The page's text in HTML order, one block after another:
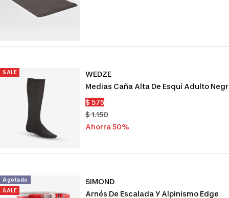
SALE
WEDZE
Medias Caña Alta De Esquí Adulto
Precio
de
venta
$ 575
Precio
normal
$ 1.150
Ahorra 50%
Agotado
SALE
SIMOND
Arnés De Escalada Y Alpinismo Edge